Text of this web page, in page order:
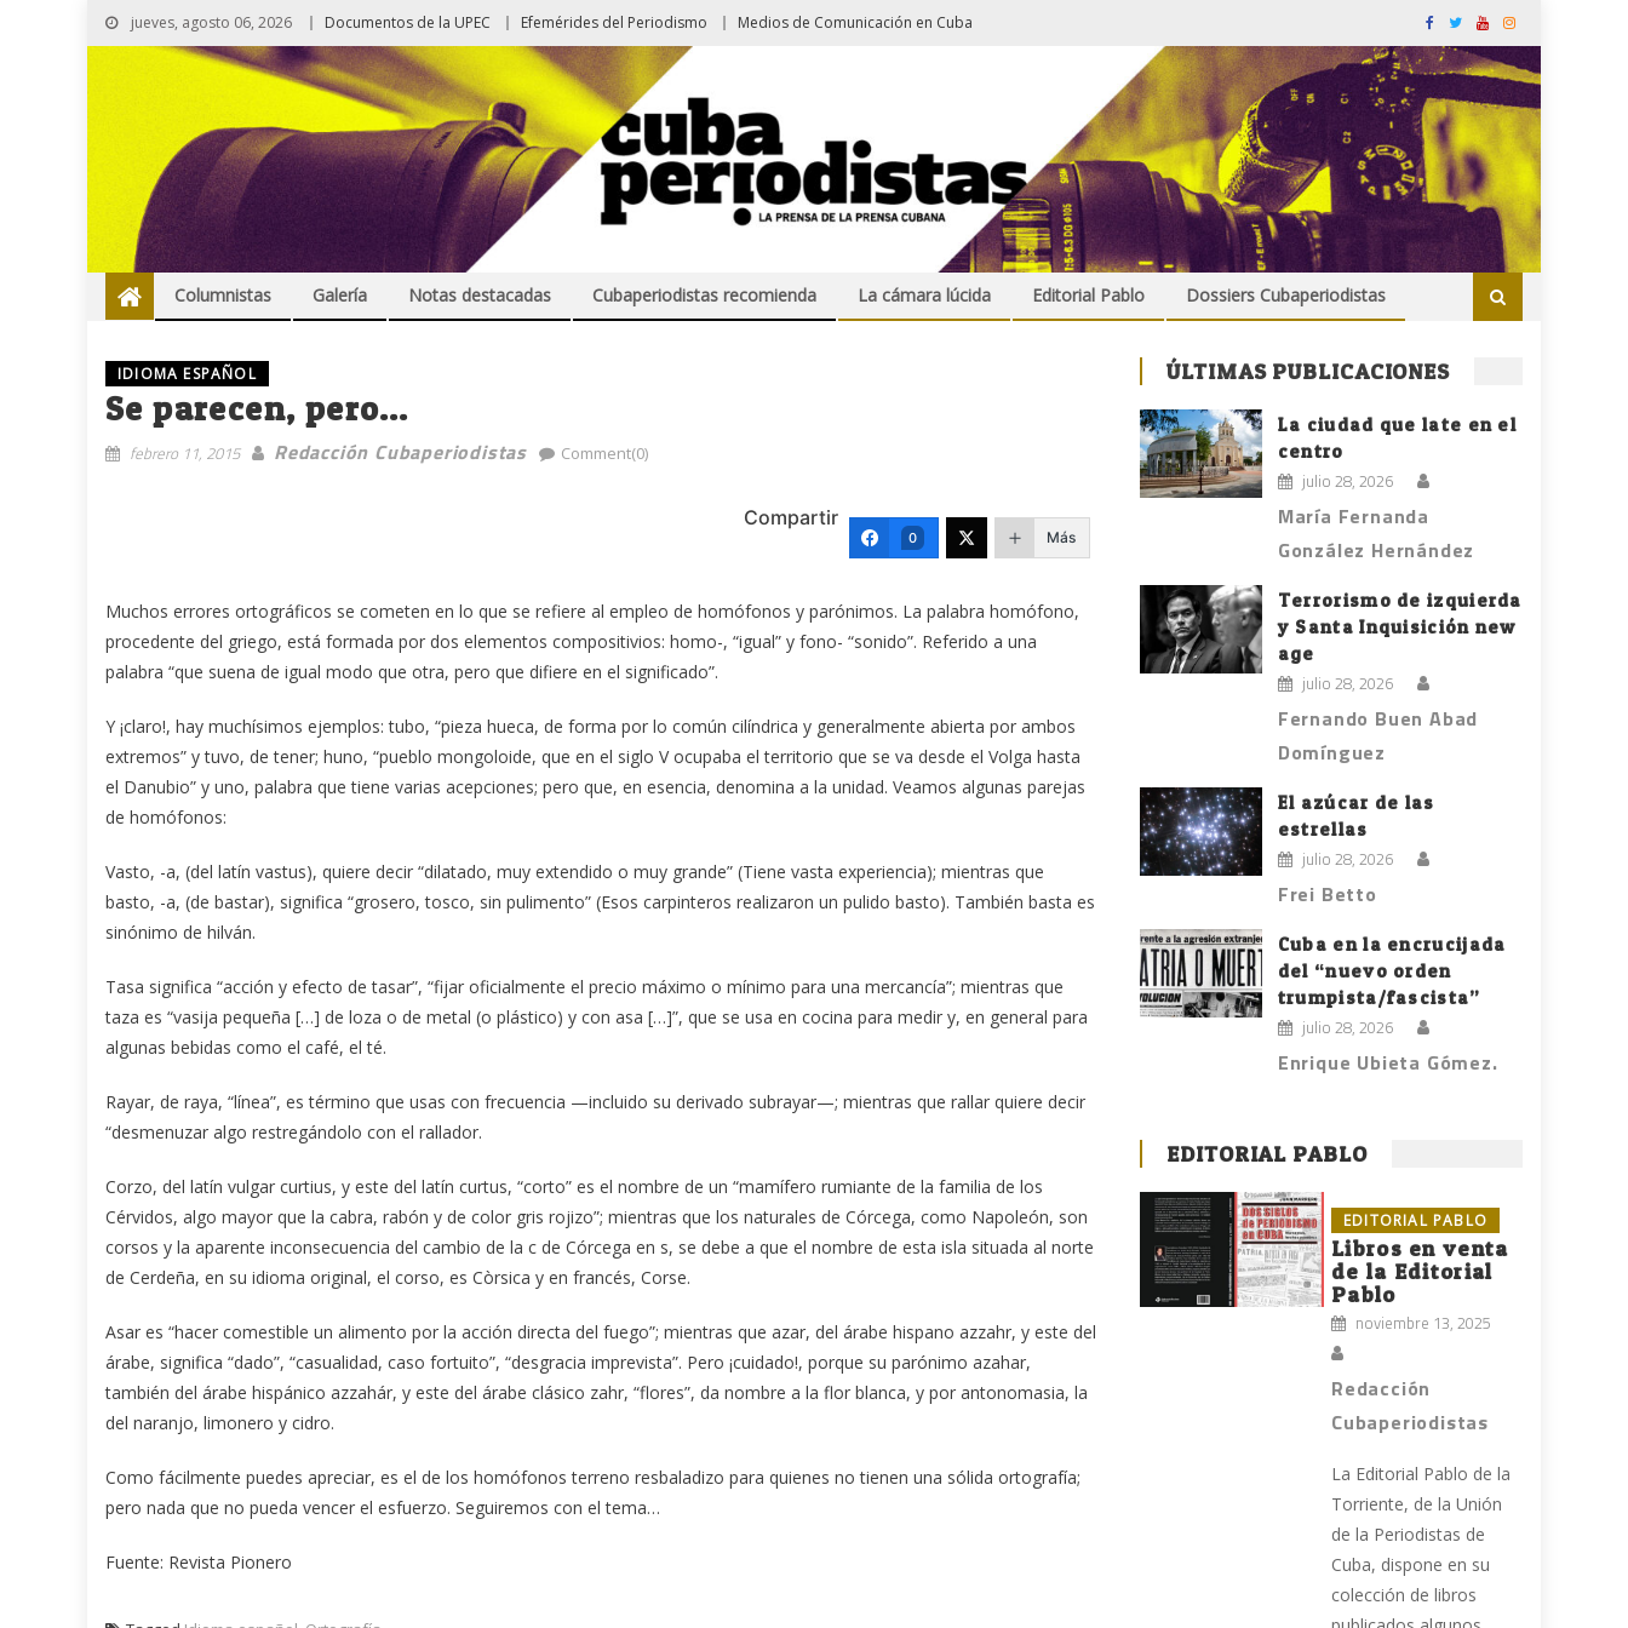
jueves, agosto 06, 2026 Documentos de la UPEC Efemérides del Periodismo Medios de Comunicación en Cuba
Columnistas Galería Notas destacadas Cubaperiodistas recomienda La cámara lúcida Editorial Pablo Dossiers Cubaperiodistas
IDIOMA ESPAÑOL
Se parecen, pero…
febrero 11, 2015 Redacción Cubaperiodistas Comment(0)
Compartir
0 Más
Muchos errores ortográficos se cometen en lo que se refiere al empleo de homófonos y parónimos. La palabra homófono,
procedente del griego, está formada por dos elementos compositivios: homo-, “igual” y fono- “sonido”. Referido a una
palabra “que suena de igual modo que otra, pero que difiere en el significado”.
Y ¡claro!, hay muchísimos ejemplos: tubo, “pieza hueca, de forma por lo común cilíndrica y generalmente abierta por ambos
extremos” y tuvo, de tener; huno, “pueblo mongoloide, que en el siglo V ocupaba el territorio que se va desde el Volga hasta
el Danubio” y uno, palabra que tiene varias acepciones; pero que, en esencia, denomina a la unidad. Veamos algunas parejas
de homófonos:
Vasto, -a, (del latín vastus), quiere decir “dilatado, muy extendido o muy grande” (Tiene vasta experiencia); mientras que
basto, -a, (de bastar), significa “grosero, tosco, sin pulimento” (Esos carpinteros realizaron un pulido basto). También basta es
sinónimo de hilván.
Tasa significa “acción y efecto de tasar”, “fijar oficialmente el precio máximo o mínimo para una mercancía”; mientras que
taza es “vasija pequeña […] de loza o de metal (o plástico) y con asa […]”, que se usa en cocina para medir y, en general para
algunas bebidas como el café, el té.
Rayar, de raya, “línea”, es término que usas con frecuencia —incluido su derivado subrayar—; mientras que rallar quiere decir
“desmenuzar algo restregándolo con el rallador.
Corzo, del latín vulgar curtius, y este del latín curtus, “corto” es el nombre de un “mamífero rumiante de la familia de los
Cérvidos, algo mayor que la cabra, rabón y de color gris rojizo”; mientras que los naturales de Córcega, como Napoleón, son
corsos y la aparente inconsecuencia del cambio de la c de Córcega en s, se debe a que el nombre de esta isla situada al norte
de Cerdeña, en su idioma original, el corso, es Còrsica y en francés, Corse.
Asar es “hacer comestible un alimento por la acción directa del fuego”; mientras que azar, del árabe hispano azzahr, y este del
árabe, significa “dado”, “casualidad, caso fortuito”, “desgracia imprevista”. Pero ¡cuidado!, porque su parónimo azahar,
también del árabe hispánico azzahár, y este del árabe clásico zahr, “flores”, da nombre a la flor blanca, y por antonomasia, la
del naranjo, limonero y cidro.
Como fácilmente puedes apreciar, es el de los homófonos terreno resbaladizo para quienes no tienen una sólida ortografía;
pero nada que no pueda vencer el esfuerzo. Seguiremos con el tema…
Fuente: Revista Pionero
ÚLTIMAS PUBLICACIONES
La ciudad que late en el
centro
julio 28, 2026
María Fernanda
González Hernández
Terrorismo de izquierda
y Santa Inquisición new
age
julio 28, 2026
Fernando Buen Abad
Domínguez
El azúcar de las
estrellas
julio 28, 2026
Frei Betto
Cuba en la encrucijada
del “nuevo orden
trumpista/fascista”
julio 28, 2026
Enrique Ubieta Gómez.
EDITORIAL PABLO
EDITORIAL PABLO
Libros en venta
de la Editorial
Pablo
noviembre 13, 2025
Redacción
Cubaperiodistas
La Editorial Pablo de la
Torriente, de la Unión
de la Periodistas de
Cuba, dispone en su
colección de libros